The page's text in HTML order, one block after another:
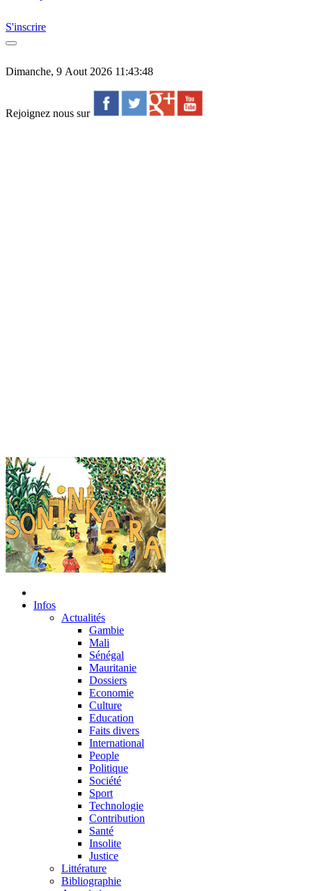
S'inscrire
Dimanche, 9 Aout 2026 11:43:48
Rejoignez nous sur
Infos
Actualités
Gambie
Mali
Sénégal
Mauritanie
Dossiers
Economie
Culture
Education
Faits divers
International
People
Politique
Société
Sport
Technologie
Contribution
Santé
Insolite
Justice
Littérature
Bibliographie